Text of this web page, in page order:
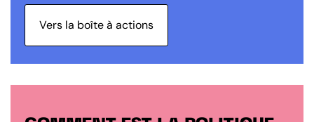
Vers la boîte à actions